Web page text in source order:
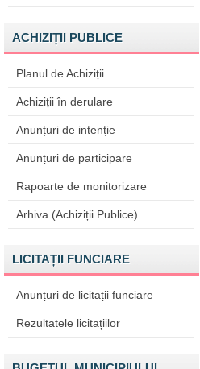
ACHIZIȚII PUBLICE
Planul de Achiziții
Achiziții în derulare
Anunțuri de intenție
Anunțuri de participare
Rapoarte de monitorizare
Arhiva (Achiziții Publice)
LICITAȚII FUNCIARE
Anunțuri de licitații funciare
Rezultatele licitațiilor